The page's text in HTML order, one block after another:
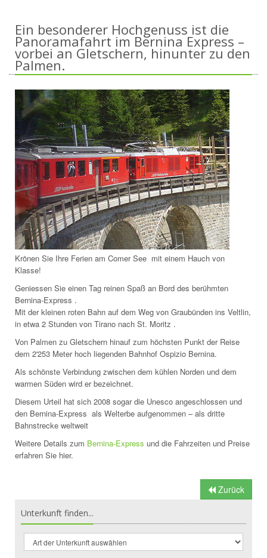
Ein besonderer Hochgenuss ist die
Panoramafahrt im Bernina Express –
vorbei an Gletschern, hinunter zu den
Palmen.
Krönen Sie Ihre Ferien am Comer See mit einem Hauch von
Klasse!
Geniessen Sie einen Tag reinen Spaß an Bord des berühmten
Bernina-Express .
Mit der kleinen roten Bahn auf dem Weg von Graubünden ins Veltlin,
in etwa 2 Stunden von Tirano nach St. Moritz .
Von Palmen zu Gletschern hinauf zum höchsten Punkt der Reise
dem 2'253 Meter hoch liegenden Bahnhof Ospizio Bernina.
Als schönste Verbindung zwischen dem kühlen Norden und dem
warmen Süden wird er bezeichnet.
Diesem Urteil hat sich 2008 sogar die Unesco angeschlossen und
den Bernina-Express als Welterbe aufgenommen – als dritte
Bahnstrecke weltweit
Weitere Details zum Bernina-Express und die Fahrzeiten und Preise
erfahren Sie hier.
Zurück
Unterkunft finden...